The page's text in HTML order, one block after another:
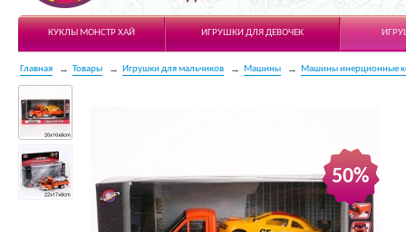
Чудесарик
КУКЛЫ МОНСТР ХАЙ
ИГРУШКИ ДЛЯ ДЕВОЧЕК
Главная Товары Игрушки для мальчиков Машины Машины инерционные
50%